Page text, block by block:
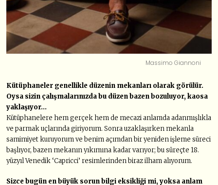
Massimo Giannoni
Kütüphaneler genellikle düzenin mekanları olarak görülür.
Oysa sizin çalışmalarınızda bu düzen bazen bozuluyor, kaosa
yaklaşıyor…
Kütüphanelere hem gerçek hem de mecazi anlamda adanmışlıkla
ve parmak uçlarında giriyorum. Sonra uzaklaşırken mekanla
samimiyet kuruyorum ve benim açımdan bir yeniden işleme süreci
başlıyor, bazen mekanın yıkımına kadar varıyor; bu süreçte 18.
yüzyıl Venedik ‘Capricci’ resimlerinden biraz ilham alıyorum.
Sizce bugün en büyük sorun bilgi eksikliği mi, yoksa anlam